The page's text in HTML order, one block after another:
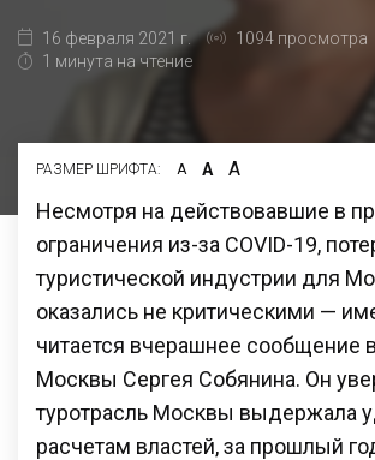
16 февраля 2021 г.
1094 просмотра
1 минута на чтение
РАЗМЕР ШРИФТА: А А А
Несмотря на действовавшие в
ограничения из-за COVID-19,
туристической индустрии для
оказались не критическими —
читается вчерашнее сообщение
Москвы Сергея Собянина. Он
туротрасль Москвы выдержала
расчетам властей, за прошлый